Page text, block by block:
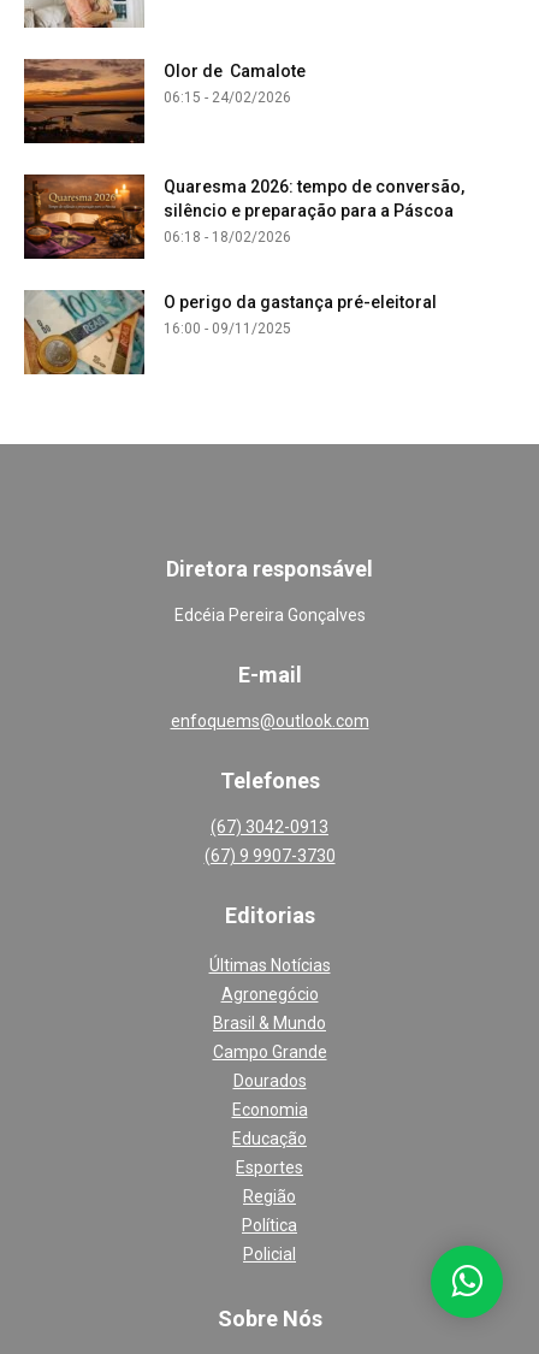
Olor de Camalote
06:15 - 24/02/2026
Quaresma 2026: tempo de conversão,
silêncio e preparação para a Páscoa
06:18 - 18/02/2026
O perigo da gastança pré-eleitoral
16:00 - 09/11/2025
Diretora responsável
Edcéia Pereira Gonçalves
E-mail
enfoquems@outlook.com
Telefones
(67) 3042-0913
(67) 9 9907-3730
Editorias
Últimas Notícias
Agronegócio
Brasil & Mundo
Campo Grande
Dourados
Economia
Educação
Esportes
Região
Política
Policial
Sobre Nós